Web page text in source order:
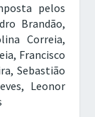
pelos
Brandão,
Correia,
Francisco
Sebastião
Leonor